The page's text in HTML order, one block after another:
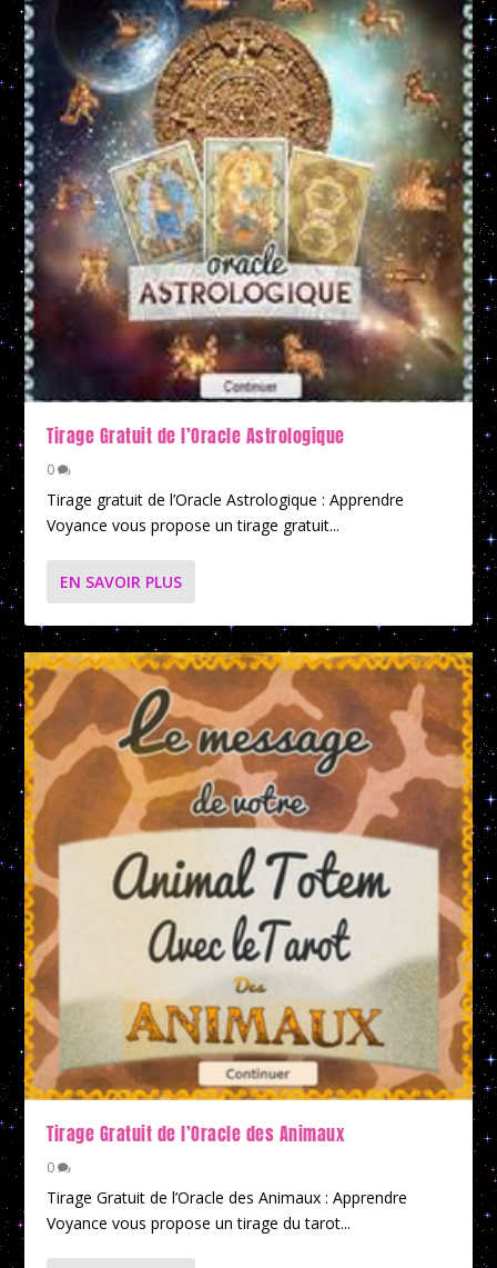
Tirage Gratuit de l’Oracle Astrologique
0
Tirage gratuit de l’Oracle Astrologique : Apprendre
Voyance vous propose un tirage gratuit...
EN SAVOIR PLUS
Tirage Gratuit de l’Oracle des Animaux
0
Tirage Gratuit de l’Oracle des Animaux : Apprendre
Voyance vous propose un tirage du tarot...